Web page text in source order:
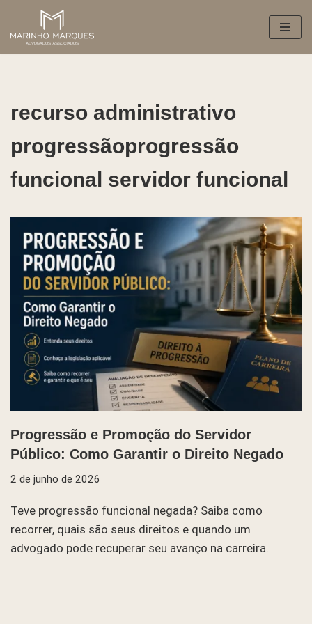
Pular
para
recurso administrativo
progressãoprogressão
funcional servidor funcional
Progressão e Promoção do Servidor
Público: Como Garantir o Direito Negado
2 de junho de 2026
Teve progressão funcional negada? Saiba como
recorrer, quais são seus direitos e quando um
advogado pode recuperar seu avanço na carreira.